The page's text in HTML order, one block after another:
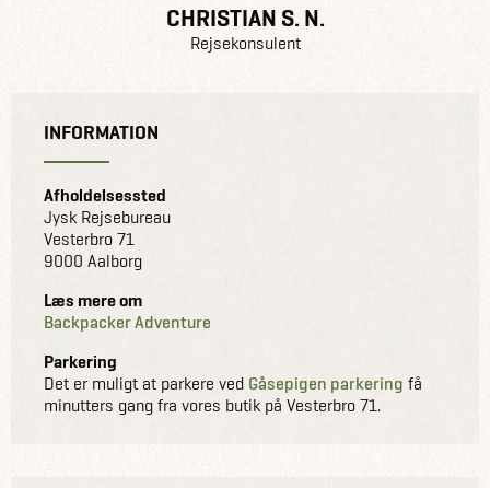
CHRISTIAN S. N.
Rejsekonsulent
INFORMATION
Afholdelsessted
Jysk Rejsebureau
Vesterbro 71
9000 Aalborg
Læs mere om
Backpacker Adventure
Parkering
Det er muligt at parkere ved Gåsepigen parkering få
minutters gang fra vores butik på Vesterbro 71.